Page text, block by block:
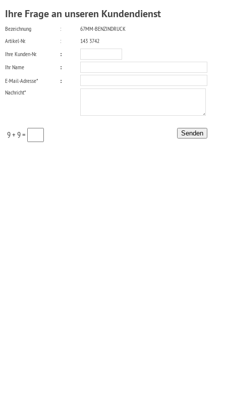
Ihre Frage an unseren Kundendienst
Bezeichnung :
67MM-BENZINDRUCK
Artikel-Nr.
:
143 3742
Ihre Kunden-Nr.
:
Ihr Name
:
E-Mail-Adresse*
:
Nachricht*
9 + 9 =